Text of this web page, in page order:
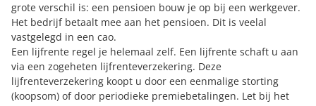
grote verschil is: een pensioen bouw je op bij een werkgever.
Het bedrijf betaalt mee aan het pensioen. Dit is veelal
vastgelegd in een cao.
Een lijfrente regel je helemaal zelf. Een lijfrente schaft u aan
via een zogeheten lijfrenteverzekering. Deze
lijfrenteverzekering koopt u door een eenmalige storting
(koopsom) of door periodieke premiebetalingen. Let bij het